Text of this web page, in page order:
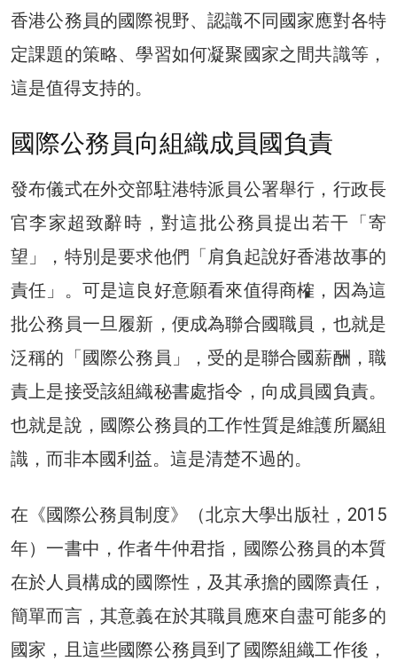
香港公務員的國際視野、認識不同國家應對各特
定課題的策略、學習如何凝聚國家之間共識等，
這是值得支持的。
國際公務員向組織成員國負責
發布儀式在外交部駐港特派員公署舉行，行政長
官李家超致辭時，對這批公務員提出若干「寄
望」，特別是要求他們「肩負起說好香港故事的
責任」。可是這良好意願看來值得商榷，因為這
批公務員一旦履新，便成為聯合國職員，也就是
泛稱的「國際公務員」，受的是聯合國薪酬，職
責上是接受該組織秘書處指令，向成員國負責。
也就是說，國際公務員的工作性質是維護所屬組
識，而非本國利益。這是清楚不過的。
在《國際公務員制度》（北京大學出版社，2015
年）一書中，作者牛仲君指，國際公務員的本質
在於人員構成的國際性，及其承擔的國際責任，
簡單而言，其意義在於其職員應來自盡可能多的
國家，且這些國際公務員到了國際組織工作後，